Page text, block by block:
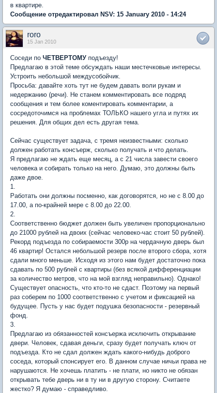
в квартире.
Сообщение отредактировал NSV: 15 January 2010 - 14:24
roro
15 Jan 2010
Соседи по ЧЕТВЕРТОМУ подъезду!
Предлагаю в этой теме обсуждать наши местечковые интересы.
Устроить небольшой междусобойчик.
Просьба: давайте хоть тут не будем давать воли рукам и
недержанию (речи). Не станем комментировать все подряд
сообщения и тем более коментировать комментарии, а
сосредоточимся на проблемах ТОЛЬКО нашего угла и путях их
решения. Для общих дел есть другая тема.
Сейчас существует задача, с тремя неизвестными: сколько
должен работать консъерж, сколько получать и что делать.
Я предлагаю не ждать еще месяц, а с 21 числа завести своего
человека и собирать только на него. Думаю, это должны быть
даже двое.
1.
Работать они должны посменно, как договорятся, но не с 8.00 до
17.00, а по-крайней мере с 8.00 до 22.00.
2.
Соответственно бюджет должен быть увеличен пропорционально
до 21000 рублей на двоих (сейчас человеко-час стоит 50 рублей).
Рекорд подъезда по собираемости 300р на чердачную дверь был
46 квартир! Остался небольшой резерв после второго сбора, хотя
сдали много меньше. Исходя из этого нам будет достаточно пока
сдавать по 500 рублей с квартиры (без всякой дифференциации
за количество метров, что на мой взгляд неправильно). Однако!
Существует опасность, что кто-то не сдаст. Поэтому на первый
раз соберем по 1000 соответственно с учетом и фиксацией на
будущее. Пусть у нас будет подушка безопасности - резервный
фонд.
3.
Предлагаю из обязанностей консъержа исключить открывание
двери. Человек, сдавая деньги, сразу будет получать ключ от
подъезда. Кто не сдал должен ждать какого-нибудь доброго
соседа, который спонсирует его. В данном случае ничьи права не
нарушаются. Не хочешь платить - не плати, но никто не обязан
открывать тебе дверь ни в ту ни в другую сторону. Считаете
жестко? Я думаю - справедливо.